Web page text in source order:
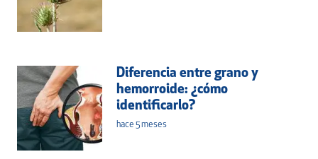
Diferencia entre grano y
hemorroide: ¿cómo
identificarlo?
hace 5 meses